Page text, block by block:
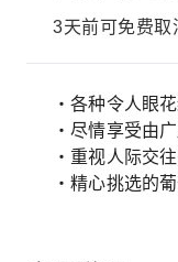
3天前可免费取
・各种令人眼
・尽情享受由
・重视人际交
・精心挑选的